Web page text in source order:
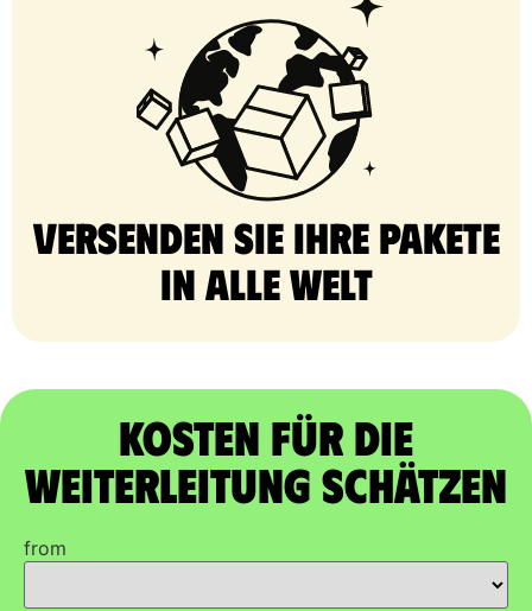
Versenden Sie Ihre Pakete
in alle Welt
Kosten für die
Weiterleitung schätzen
from